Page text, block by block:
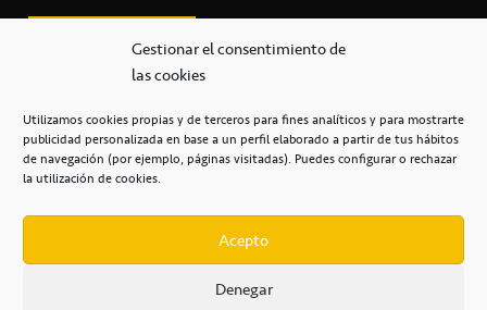
Gestionar el consentimiento de
las cookies
Utilizamos cookies propias y de terceros para fines analíticos y para mostrarte
publicidad personalizada en base a un perfil elaborado a partir de tus hábitos
de navegación (por ejemplo, páginas visitadas). Puedes configurar o rechazar
la utilización de cookies.
Acepto
Denegar
secretaria@cbcanarias.es
+34 922 253 684
Casa del Deporte / 38108 – La Laguna